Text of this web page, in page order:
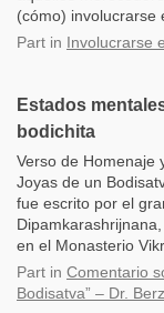
(cómo) involucrarse
Part in Involucrarse
Estados
bodichita
Verso de Homenaje
Joyas de un
fue escrito por el
en el Monasterio
Part in Comentario
Bodisatva” – Dr.